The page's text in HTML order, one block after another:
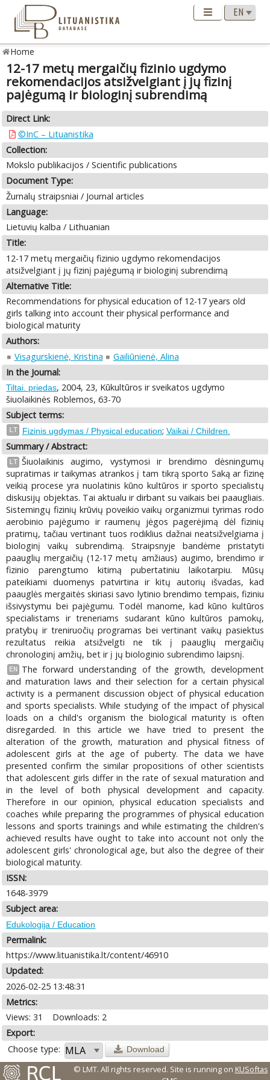
Home
12-17 metų mergaičių fizinio ugdymo
rekomendacijos atsižvelgiant į jų fizinį
pajėgumą ir biologinį subrendimą
Direct Link:
©InC – Lituanistika
Collection:
Mokslo publikacijos / Scientific publications
Document Type:
Žurnalų straipsniai / Journal articles
Language:
Lietuvių kalba / Lithuanian
Title:
12-17 metų mergaičių fizinio ugdymo rekomendacijos
atsižvelgiant į jų fizinį pajėgumą ir biologinį subrendimą
Alternative Title:
Recommendations for physical education of 12-17 years old
girls talking into account their physical performance and
biological maturity
Authors:
Visagurskienė, Kristina
Gailiūnienė, Alina
In the Journal:
Tiltai. priedas, 2004, 23, Kūkultūros ir sveikatos ugdymo
šiuolaikinės Roblemos, 63-70
Subject terms:
LT Fizinis ugdymas / Physical education; Vaikai / Children.
Summary / Abstract:
LT Šiuolaikinis augimo, vystymosi ir brendimo dėsningumų
supratimas ir taikymas atrankos į tam tikrą sporto Saką ar fizinę
veikią procese yra nuolatinis kūno kultūros ir sporto specialistų
diskusijų objektas. Tai aktualu ir dirbant su vaikais bei paaugliais.
Sistemingų fizinių krūvių poveikio vaikų organizmui tyrimas rodo
aerobinio pajėgumo ir raumenų jėgos pagerėjimą dėl fizinių
pratimų, tačiau vertinant tuos rodiklius dažnai neatsižvelgiama į
biologinį vaikų subrendimą. Straipsnyje bandėme pristatyti
paauglių mergaičių (12-17 metų amžiaus) augimo, brendimo ir
fizinio parengtumo kitimą pubertatiniu laikotarpiu. Mūsų
pateikiami duomenys patvirtina ir kitų autorių išvadas, kad
paauglės mergaitės skiriasi savo lytinio brendimo tempais, fiziniu
išsivystymu bei pajėgumu. Todėl manome, kad kūno kultūros
specialistams ir treneriams sudarant kūno kultūros pamokų,
pratybų ir treniruočių programas bei vertinant vaikų pasiektus
rezultatus reikia atsižvelgti ne tik į paauglių mergaičių
chronologinį amžių, bet ir į jų biologinio subrendimo laipsnį.
EN
The forward understanding of the growth, development
and maturation laws and their selection for a certain physical
activity is a permanent discussion object of physical education
and sports specialists. While studying of the impact of physical
loads on a child's organism the biological maturity is often
disregarded. In this article we have tried to present the
alteration of the growth, maturation and physical fitness of
adolescent girls at the age of puberty. The data we have
presented confirm the similar propositions of other scientists
that adolescent girls differ in the rate of sexual maturation and
in the level of both physical development and capacity.
Therefore in our opinion, physical education specialists and
coaches while preparing the programmes of physical education
lessons and sports trainings and while estimating the children's
achieved results have ought to take into account not only the
adolescent girls' chronological age, but also the degree of their
biological maturity.
ISSN:
1648-3979
Subject area:
Edukologija / Education
Permalink:
https://www.lituanistika.lt/content/46910
Updated:
2026-02-25 13:48:31
Metrics:
Views: 31
Downloads: 2
Export:
Choose type:
Download
© LMT. All rights reserved. Site is running on KUSoftas